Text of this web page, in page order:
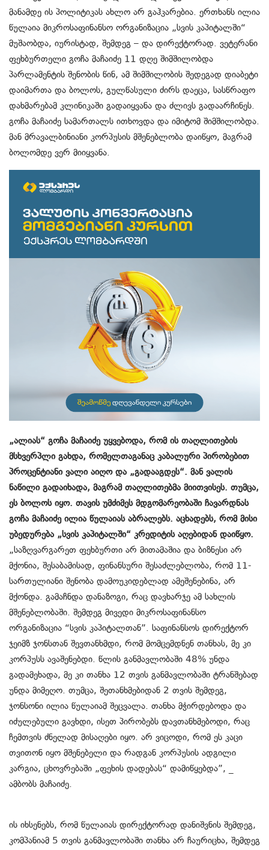
მანამდე ის პოლიტიკას ახლო არ გაჰკარებია. ერთხანს ილია
წულაია მიკროსაფინანსო ორგანიზაცია „სვის კაპიტალში“
მუშაობდა, იურისტად, შემდეგ – და დირექტორად. ვეტერანი
ფეხბურთელი გოჩა მაჩაიძე 11 დღე შიმშილობდა
პარლამენტის შენობის წინ, ამ შიმშილობის შედეგად დიაბეტი
დაიმართა და ბოლოს, გულწასული ძირს დაეცა, სასწრაფო
დახმარებამ კლინიკაში გადაიყვანა და ძლივს გადაარჩინეს.
გოჩა მაჩაიძე სამართალს ითხოვდა და იმიტომ შიმშილობდა.
მან მრავალბინიანი კორპუსის მშენებლობა დაიწყო, მაგრამ
ბოლომდე ვერ მიიყვანა.
„ალიას“ გოჩა მაჩაიძე უყვებოდა, რომ ის თაღლითების
მსხვერპლი გახდა, რომელთაგანაც კაბალური პირობებით
პროცენტიანი ვალი აიღო და „გადააგდეს“. მან ვალის
ნაწილი გადაიხადა, მაგრამ თაღლითებმა მიითვისეს. თუმცა,
ეს ბოლოს იყო. თავის უმძიმეს მდგომარეობაში ჩავარდნას
გოჩა მაჩაიძე ილია წულაიას აბრალებს. აცხადებს, რომ მისი
უბედურება „სვის კაპიტალში“ კრედიტის აღებიდან დაიწყო.
„საზღვარგარეთ ფეხბურთი არ მითამაშია და ბიზნესი არ
მქონია, შესაბამისად, ფინანსური შესაძლებლობა, რომ 11-
სართულიანი შენობა დამოუკიდებლად ამეშენებინა, არ
მქონდა. გამაჩნდა დანაზოგი, რაც დავხარჯე ამ სახლის
მშენებლობაში. შემდეგ მივედი მიკროსაფინანსო
ორგანიზაცია “სვის კაპიტალთან”. საფინანსოს დირექტორ
ჯეიმზ ჯონსთან შევთანხმდი, რომ მომცემდნენ თანხას, მე კი
კორპუსს ავაშენებდი. წლის განმავლობაში 48% უნდა
გადამეხადა, მე კი თანხა 12 თვის განმავლობაში ტრანშებად
უნდა მიმეღო. თუმცა, შეთანხმებიდან 2 თვის შემდეგ,
ჯონსონი ილია წულაიამ შეცვალა. თანხა მჭირდებოდა და
იძულებული გავხდი, ისეთ პირობებს დავთანხმებოდი, რაც
ჩემთვის ძნელად მისაღები იყო. არ ვიცოდი, რომ ეს კაცი
თვითონ იყო მშენებელი და რადგან კორპუსის ადგილი
კარგია, ცხოვრებაში „ფეხის დადებას“ დამიწყებდა”, _
ამბობს მაჩაიძე.
ის იხსენებს, რომ წულაიას დირექტორად დანიშვნის შემდეგ,
კომპანიამ 5 თვის განმავლობაში თანხა არ ჩაურიცხა, შემდეგ